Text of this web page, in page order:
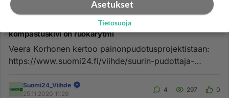
LAIHDUTUS Vastattu 5v
Suurin pudottaja -kisaaja Veera Korhosen suurin
kompastuskivi on ruokarytmi
Veera Korhonen kertoo painonpudotusprojektistaan:
https://www.suomi24.fi/viihde/suurin-pudottaja-
Suomi24_Viihde
25.11.2020 11:29
4 297 0
Asetukset
Tietosuoja